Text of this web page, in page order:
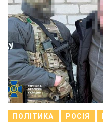
ПОЛІТИКА РОСІЯ